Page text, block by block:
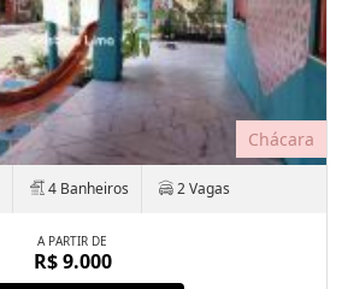
Chácara
4 Banheiros 2 Vagas
A PARTIR DE
R$ 9.000